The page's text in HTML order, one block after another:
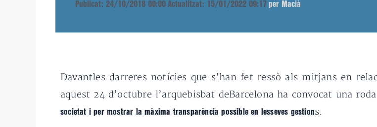
Publicat: 24/10/2018 00:00 Actualitzat: 15/01/2022 09:17 per Macià
Davantles darreres notícies que s’han fet ressò als mitjans en
aquest 24 d’octubre l’arquebisbat deBarcelona ha convocat una
societat i per mostrar la màxima transparència possible en lesseves gestions.